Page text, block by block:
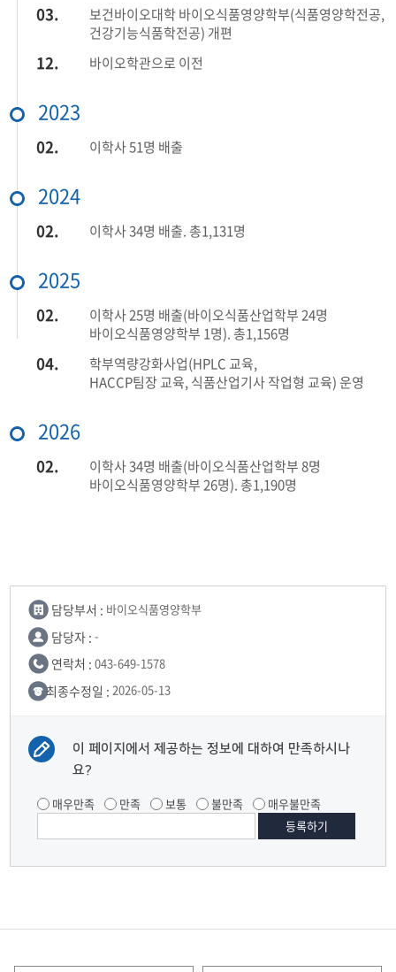
03.
보건바이오대학 바이오식품영양학부(식품영양학전공,
건강기능식품학전공) 개편
12. 바이오학관으로 이전
2023
02. 이학사 51명 배출
2024
02. 이학사 34명 배출. 총1,131명
2025
02.
이학사 25명 배출(바이오식품산업학부 24명
바이오식품영양학부 1명). 총1,156명
04.
학부역량강화사업(HPLC 교육,
HACCP팀장 교육, 식품산업기사 작업형 교육) 운영
2026
02.
이학사 34명 배출(바이오식품산업학부 8명
바이오식품영양학부 26명). 총1,190명
담당부서 : 바이오식품영양학부
담당자 : -
연락처 : 043-649-1578
최종수정일 : 2026-05-13
이 페이지에서 제공하는 정보에 대하여 만족하시나
요?
매우만족 만족 보통 불만족 매우불만족